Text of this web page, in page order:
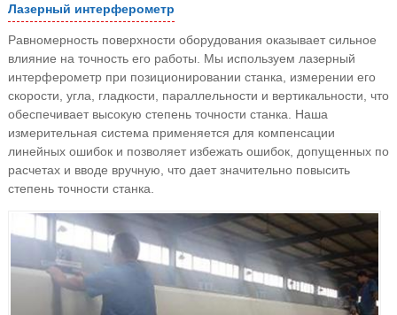
Лазерный интерферометр
Равномерность поверхности оборудования оказывает сильное
влияние на точность его работы. Мы используем лазерный
интерферометр при позиционировании станка, измерении его
скорости, угла, гладкости, параллельности и вертикальности, что
обеспечивает высокую степень точности станка. Наша
измерительная система применяется для компенсации
линейных ошибок и позволяет избежать ошибок, допущенных по
расчетах и вводе вручную, что дает значительно повысить
степень точности станка.